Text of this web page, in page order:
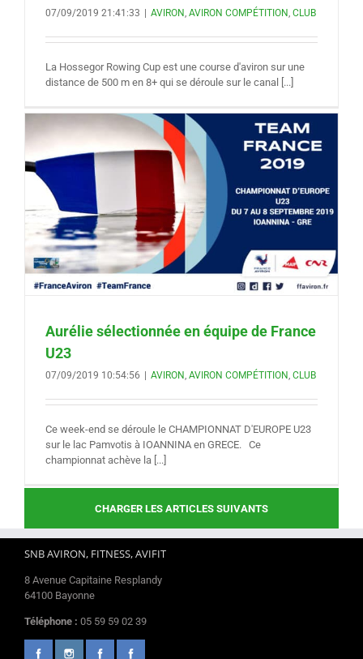
07/09/2019 21:41:33 | AVIRON AVIRON COMPÉTITION CLUB
La Hossegor Rowing Cup est une course d'aviron sur une
distance de 500 m en 8+ qui se déroule sur le canal [...]
Aurélie sélectionnée en équipe de France
U23
07/09/2019 10:54:56 | AVIRON AVIRON COMPÉTITION CLUB
Ce week-end se déroule le CHAMPIONNAT D'EUROPE U23
sur le lac Pamvotis à IOANNINA en GRECE. Ce
championnat achève la [...]
CHARGER LES ARTICLES SUIVANTS
SNB AVIRON, FITNESS, AVIFIT
8 Avenue Capitaine Resplandy
64100 Bayonne
Téléphone : 05 59 59 02 39